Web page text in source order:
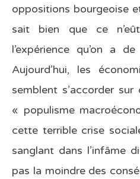
oppositions bourgeoise
sait bien que ce n’eût
l’expérience qu’on a
Aujourd’hui, les
semblent s’accorder
« populisme
cette terrible crise
sanglant dans l’infâme
pas la moindre des